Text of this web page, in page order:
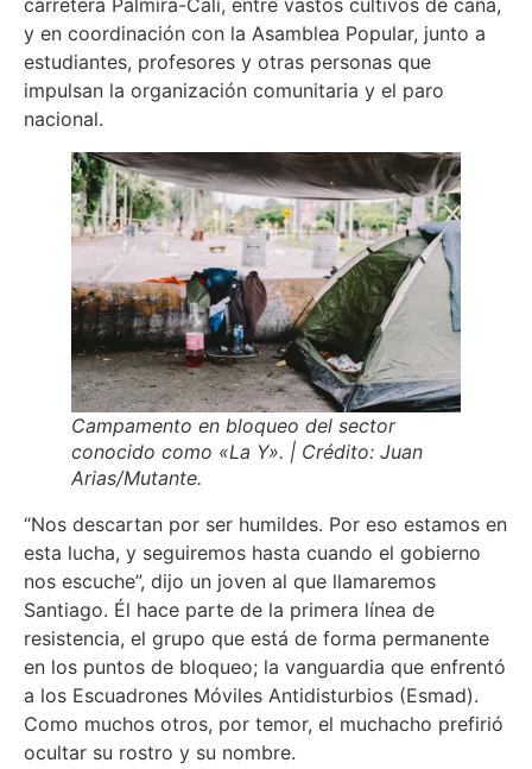
carretera Palmira-Cali, entre vastos cultivos de caña,
y en coordinación con la Asamblea Popular, junto a
estudiantes, profesores y otras personas que
impulsan la organización comunitaria y el paro
nacional.
Campamento en bloqueo del sector
conocido como «La Y». | Crédito: Juan
Arias/Mutante.
“Nos descartan por ser humildes. Por eso estamos en
esta lucha, y seguiremos hasta cuando el gobierno
nos escuche”, dijo un joven al que llamaremos
Santiago. Él hace parte de la primera línea de
resistencia, el grupo que está de forma permanente
en los puntos de bloqueo; la vanguardia que enfrentó
a los Escuadrones Móviles Antidisturbios (Esmad).
Como muchos otros, por temor, el muchacho prefirió
ocultar su rostro y su nombre.